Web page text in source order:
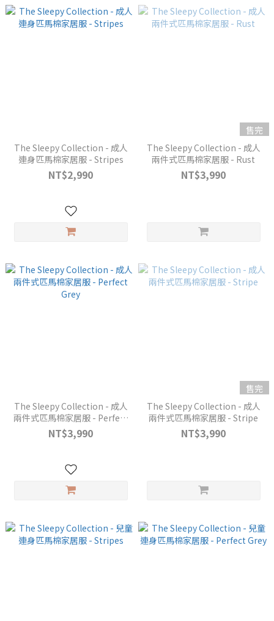
The Sleepy Collection - 成人
連身匹馬棉家居服 - Stripes
NT$2,990
售完
The Sleepy Collection - 成人
兩件式匹馬棉家居服 - Rust
NT$3,990
The Sleepy Collection - 成人
兩件式匹馬棉家居服 - Perfect
Grey
NT$3,990
售完
The Sleepy Collection - 成人
兩件式匹馬棉家居服 - Stripe
NT$3,990